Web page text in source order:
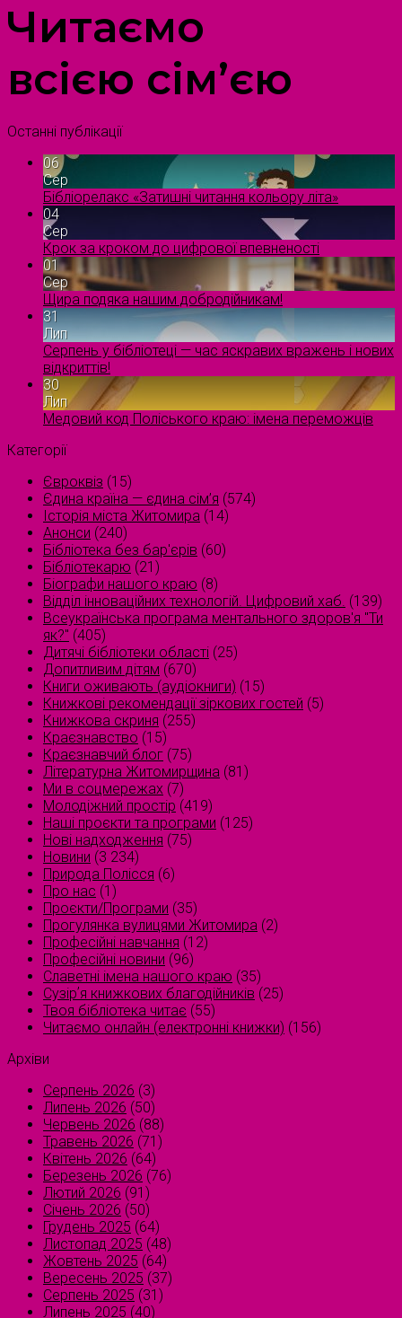
Читаємо
всією сім’єю
Останні публікації
06
Сер
Бібліорелакс «Затишні читання кольору літа»
04
Сер
Крок за кроком до цифрової впевненості
01
Сер
Щира подяка нашим добродійникам!
31
Лип
Серпень у бібліотеці — час яскравих вражень і нових
відкриттів!
30
Лип
Медовий код Поліського краю: імена переможців
Категорії
Євроквіз (15)
Єдина країна — єдина сім’я (574)
Історія міста Житомира (14)
Анонси (240)
Бібліотека без бар'єрів (60)
Бібліотекарю (21)
Біографи нашого краю (8)
Відділ інноваційних технологій. Цифровий хаб. (139)
Всеукраїнська програма ментального здоров'я "Ти
як?" (405)
Дитячі бібліотеки області (25)
Допитливим дітям (670)
Книги оживають (аудіокниги) (15)
Книжкові рекомендації зіркових гостей (5)
Книжкова скриня (255)
Краєзнавство (15)
Краєзнавчий блог (75)
Літературна Житомирщина (81)
Ми в соцмережах (7)
Молодіжний простір (419)
Наші проєкти та програми (125)
Нові надходження (75)
Новини (3 234)
Природа Полісся (6)
Про нас (1)
Проєкти/Програми (35)
Прогулянка вулицями Житомира (2)
Професійні навчання (12)
Професійні новини (96)
Славетні імена нашого краю (35)
Сузірʼя книжкових благодійників (25)
Твоя бібліотека читає (55)
Читаємо онлайн (електронні книжки) (156)
Архіви
Серпень 2026 (3)
Липень 2026 (50)
Червень 2026 (88)
Травень 2026 (71)
Квітень 2026 (64)
Березень 2026 (76)
Лютий 2026 (91)
Січень 2026 (50)
Грудень 2025 (64)
Листопад 2025 (48)
Жовтень 2025 (64)
Вересень 2025 (37)
Серпень 2025 (31)
Липень 2025 (40)